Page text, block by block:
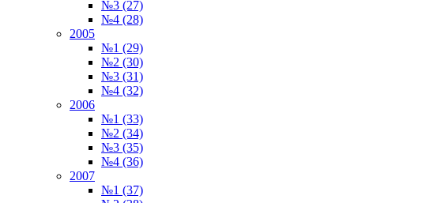
№3 (27)
№4 (28)
2005
№1 (29)
№2 (30)
№3 (31)
№4 (32)
2006
№1 (33)
№2 (34)
№3 (35)
№4 (36)
2007
№1 (37)